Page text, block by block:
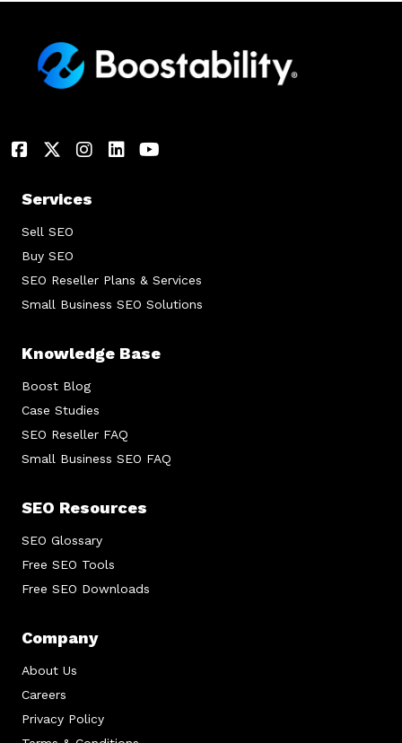
Services
Sell SEO
Buy SEO
SEO Reseller Plans & Services
Small Business SEO Solutions
Knowledge Base
Boost Blog
Case Studies
SEO Reseller FAQ
Small Business SEO FAQ
SEO Resources
SEO Glossary
Free SEO Tools
Free SEO Downloads
Company
About Us
Careers
Privacy Policy